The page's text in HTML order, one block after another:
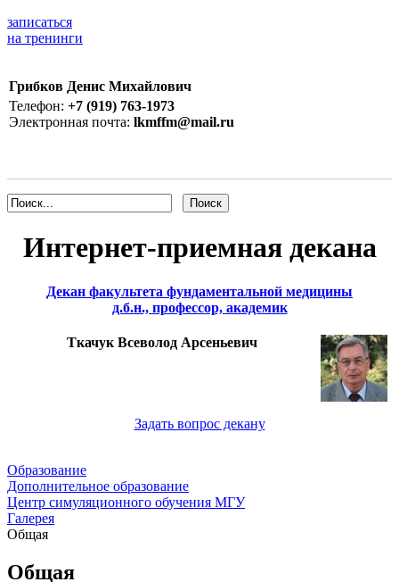
записаться
на тренинги
Грибков Денис Михайлович
Телефон: +7 (919) 763-1973
Электронная почта: lkmffm@mail.ru
Интернет-приемная декана
Декан факультета фундаментальной медицины
д.б.н., профессор, академик
Ткачук Всеволод Арсеньевич
Задать вопрос декану
Образование
Дополнительное образование
Центр симуляционного обучения МГУ
Галерея
Общая
Общая